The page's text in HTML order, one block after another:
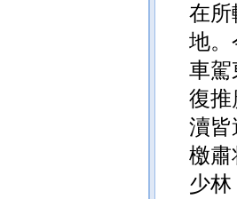
在所
地。
車駕
復推
瀆皆
檄肅
少